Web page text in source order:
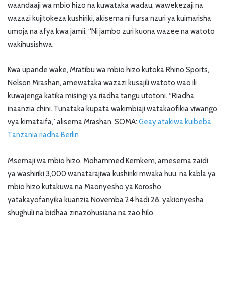
waandaaji wa mbio hizo na kuwataka wadau, wawekezaji na
wazazi kujitokeza kushiriki, akisema ni fursa nzuri ya kuimarisha
umoja na afya kwa jamii. “Ni jambo zuri kuona wazee na watoto
wakihusishwa.
Kwa upande wake, Mratibu wa mbio hizo kutoka Rhino Sports,
Nelson Mrashan, amewataka wazazi kusajili watoto wao ili
kuwajenga katika misingi ya riadha tangu utotoni. “Riadha
inaanzia chini. Tunataka kupata wakimbiaji watakaofikia viwango
vya kimataifa,” alisema Mrashan. SOMA: Geay atakiwa kuibeba
Tanzania riadha Berlin
Msemaji wa mbio hizo, Mohammed Kemkem, amesema zaidi
ya washiriki 3,000 wanatarajiwa kushiriki mwaka huu, na kabla ya
mbio hizo kutakuwa na Maonyesho ya Korosho
yatakayofanyika kuanzia Novemba 24 hadi 28, yakionyesha
shughuli na bidhaa zinazohusiana na zao hilo.